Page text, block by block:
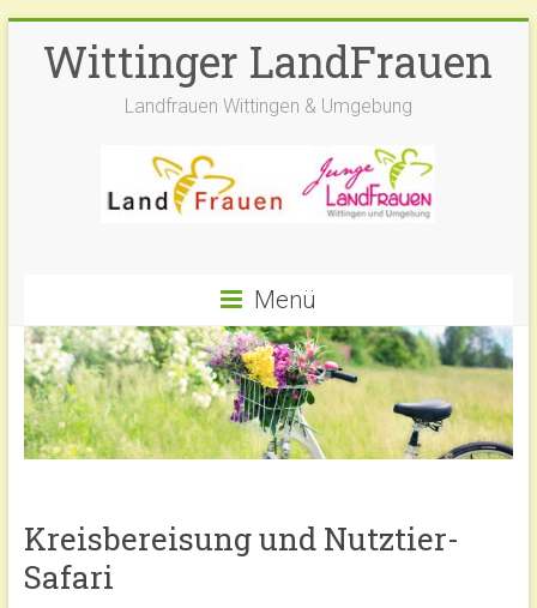
Inhalt
springen
Wittinger LandFrauen
Landfrauen Wittingen & Umgebung
Menü
Kreisbereisung und Nutztier-
Safari